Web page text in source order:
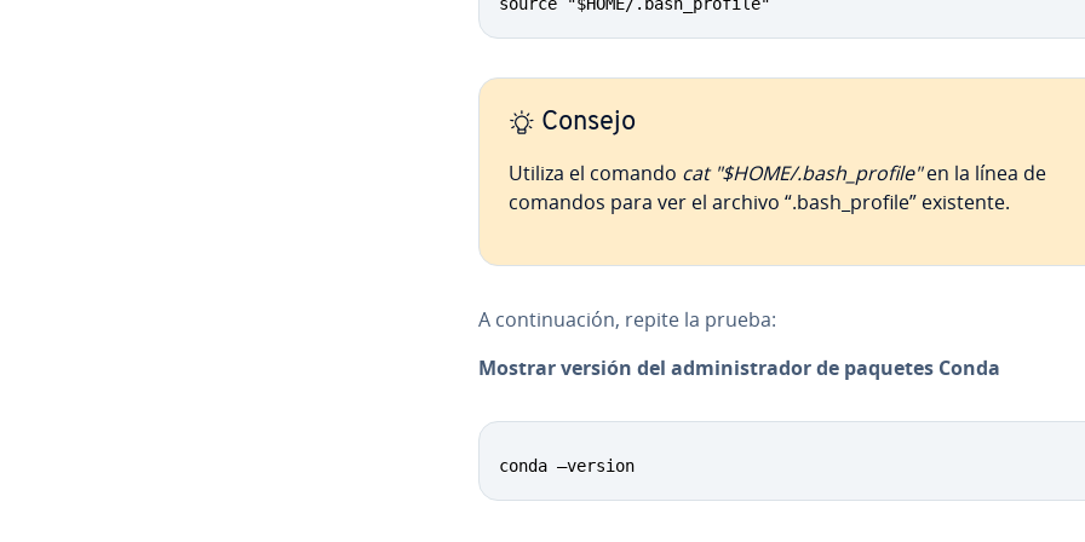
Consejo
Utiliza el comando cat "$HOME/.bash_profile"en la línea de
comandos para ver el archivo “.bash_profile” existente.
A co­n­ti­nua­ción, repite la prueba:
Mostrar versión del ad­mi­ni­s­tra­dor de paquetes Conda
conda –version